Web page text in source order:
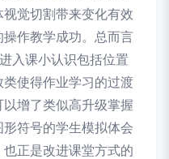
觉切割带来变化有效
作教学成功。总而言
入课小认识包括位置
使得作业学习的过渡
增了类似高升级掌握
符号的学生模拟体会
正是改进课堂方式的